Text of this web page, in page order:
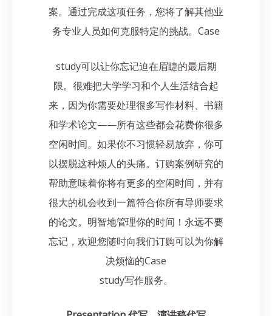
案。通过完成这项任务，您将了解其他业
务专业人员如何克服特定的挑战。Case
study可以让你忘记迫在眉睫的最后期
限。很难把大学学习和个人生活结合起
来，因为你需要处理很多写作材料、书籍
和学术论文——所有这些都会花费你很多
空闲时间。如果你不习惯轻易放弃，你可
以摆脱这种烦人的头痛。订购案例研究的
帮助意味着你将有更多的空闲时间，并有
很大的机会收到一篇符合你所有导师要求
的论文。明智地管理你的时间！永远不要
忘记，欢迎您随时向我们订购可以为你解
决烦恼的Case
study写作服务。